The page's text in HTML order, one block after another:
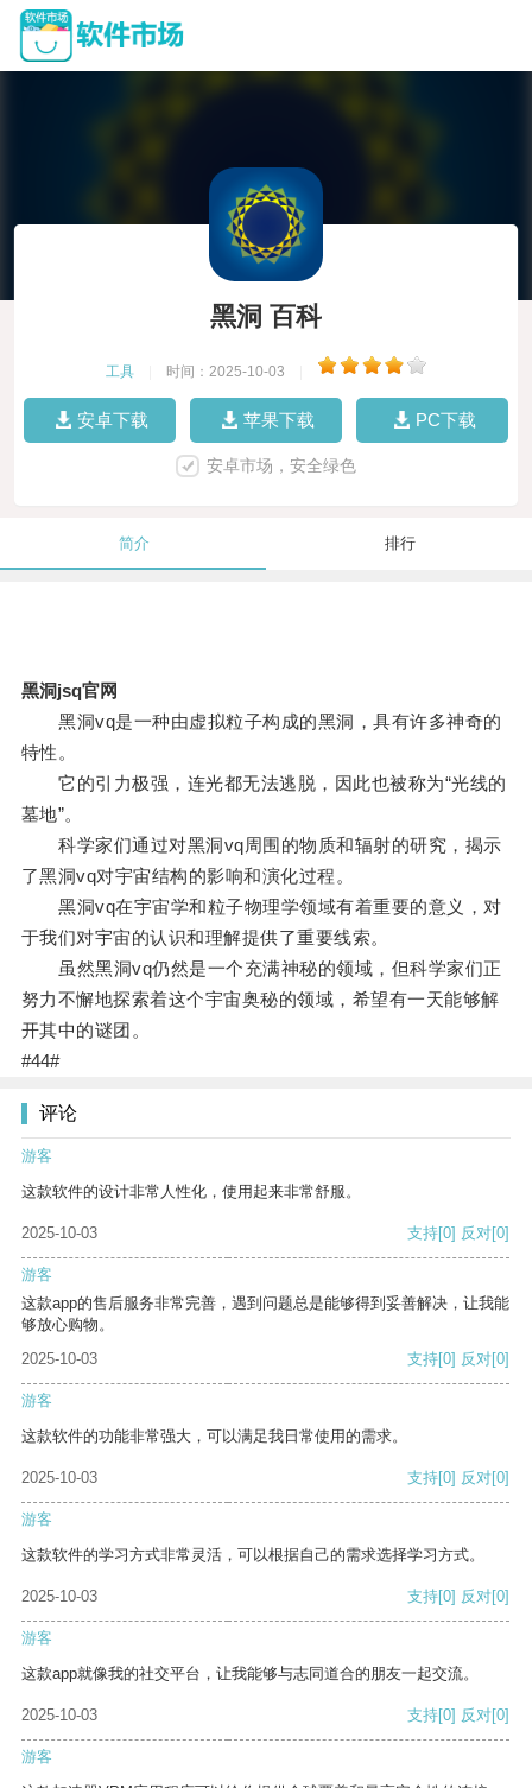
黑洞 百科
工具 时间：2025-10-03
安卓下载 苹果下载 PC下载
安卓市场，安全绿色
简介 排行
黑洞jsq官网
黑洞vq是一种由虚拟粒子构成的黑洞，具有许多神奇的
特性。
它的引力极强，连光都无法逃脱，因此也被称为“光线的
墓地”。
科学家们通过对黑洞vq周围的物质和辐射的研究，揭示
了黑洞vq对宇宙结构的影响和演化过程。
黑洞vq在宇宙学和粒子物理学领域有着重要的意义，对
于我们对宇宙的认识和理解提供了重要线索。
虽然黑洞vq仍然是一个充满神秘的领域，但科学家们正
努力不懈地探索着这个宇宙奥秘的领域，希望有一天能够解
开其中的谜团。
#44#
评论
游客
这款软件的设计非常人性化，使用起来非常舒服。
2025-10-03 支持[0] 反对[0]
游客
这款app的售后服务非常完善，遇到问题总是能够得到妥善解决，让我能
够放心购物。
2025-10-03
支持[0] 反对[0]
游客
这款软件的功能非常强大，可以满足我日常使用的需求。
2025-10-03 支持[0] 反对[0]
游客
这款软件的学习方式非常灵活，可以根据自己的需求选择学习方式。
2025-10-03 支持[0] 反对[0]
游客
这款app就像我的社交平台，让我能够与志同道合的朋友一起交流。
2025-10-03 支持[0] 反对[0]
游客